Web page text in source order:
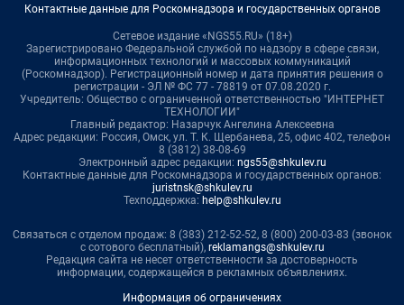
Контактные данные для Роскомнадзора и государственных органов
Сетевое издание «NGS55.RU» (18+)
Зарегистрировано Федеральной службой по надзору в сфере связи,
информационных технологий и массовых коммуникаций
(Роскомнадзор). Регистрационный номер и дата принятия решения о
регистрации - ЭЛ № ФС 77 - 78819 от 07.08.2020 г.
Учредитель: Общество с ограниченной ответственностью "ИНТЕРНЕТ
ТЕХНОЛОГИИ"
Главный редактор: Назарчук Ангелина Алексеевна
Адрес редакции: Россия, Омск, ул. Т. К. Щербанева, 25, офис 402, телефон
8 (3812) 38-08-69
Электронный адрес редакции: ngs55@shkulev.ru
Контактные данные для Роскомнадзора и государственных органов:
juristnsk@shkulev.ru
Техподдержка: help@shkulev.ru
Связаться с отделом продаж: 8 (383) 212-52-52, 8 (800) 200-03-83 (звонок
с сотового бесплатный), reklamangs@shkulev.ru
Редакция сайта не несет ответственности за достоверность
информации, содержащейся в рекламных объявлениях.
Информация об ограничениях